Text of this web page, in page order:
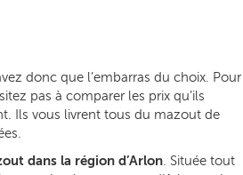
donc que l’embarras du choix. Pour
pas à comparer les prix qu’ils
Ils vous livrent tous du mazout de
dans la région d’Arlon. Située tout